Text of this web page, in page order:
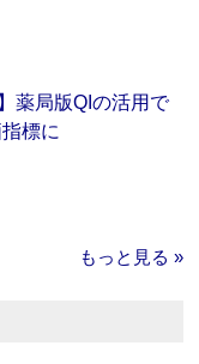
薬局版QIの活用で
標に
もっと見る »